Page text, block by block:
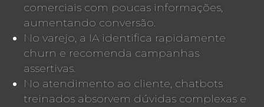
comerciais com poucas informações,
aumentando conversão.
No varejo, a IA identifica rapidamente
churn e recomenda campanhas
assertivas.
No atendimento ao cliente, chatbots
treinados absorvem dúvidas complexas e